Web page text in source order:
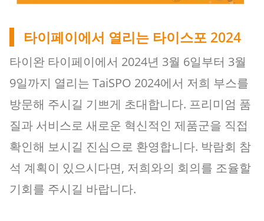
타이페이에서 열리는 타이스포 2024
타이완 타이페이에서 2024년 3월 6일부터 3월
9일까지 열리는 TaiSPO 2024에서 저희 부스를
방문해 주시길 기쁘게 초대합니다. 프리미엄 품
질과 서비스로 새로운 혁신적인 제품군을 직접
확인해 보시길 진심으로 환영합니다. 박람회 참
석 계획이 있으시다면, 저희와의 회의를 조율할
기회를 주시길 바랍니다.